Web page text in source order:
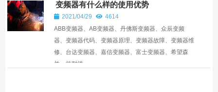
变频器有什么样的使用优势
2021/04/29
4614
ABB变频器、AB变频器、丹佛斯变频器、众辰变频
器、变频器代码、变频器原理、变频器故障、变频器维
修、台达变频器、嘉信变频器、富士变频器、希望森
兰、施耐德...